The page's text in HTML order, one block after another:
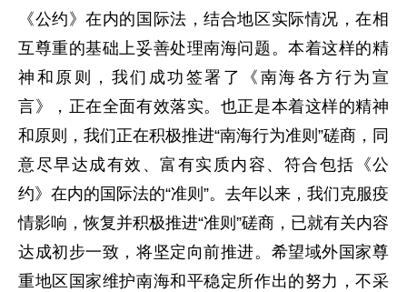
《公约》在内的国际法，结合地区实际情况，在相
互尊重的基础上妥善处理南海问题。本着这样的精
神和原则，我们成功签署了《南海各方行为宣
言》，正在全面有效落实。也正是本着这样的精神
和原则，我们正在积极推进“南海行为准则”磋商，同
意尽早达成有效、富有实质内容、符合包括《公
约》在内的国际法的“准则”。去年以来，我们克服疫
情影响，恢复并积极推进“准则”磋商，已就有关内容
达成初步一致，将坚定向前推进。希望域外国家尊
重地区国家维护南海和平稳定所作出的努力，不采